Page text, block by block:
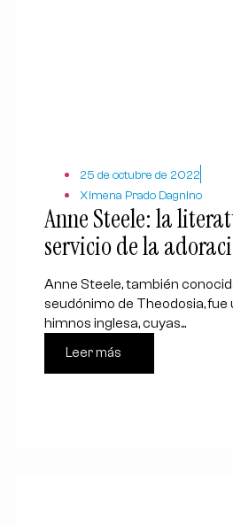
25 de octubre de 2022
Ximena Prado Dagnino
Anne Steele: la
servicio de la
Anne Steele, también
seudónimo de Theodosia,
himnos inglesa, cuyas...
Leer más